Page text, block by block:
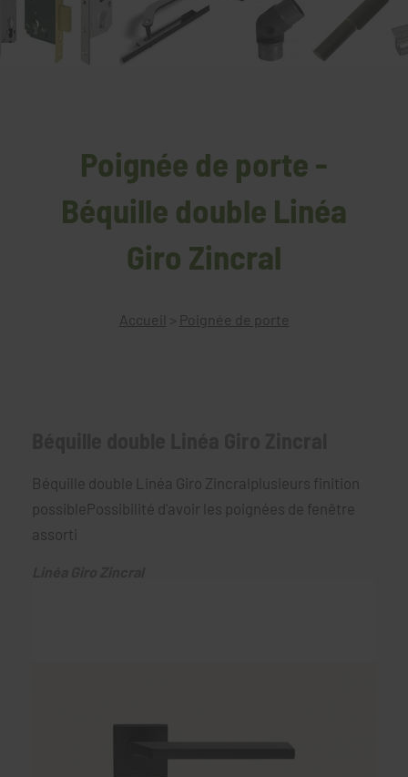
Poignée de porte -
Béquille double Linéa
Giro Zincral
Accueil > Poignée de porte
Béquille double Linéa Giro Zincralplusieurs finition
possiblePossibilité d'avoir les poignées de fenêtre
assorti